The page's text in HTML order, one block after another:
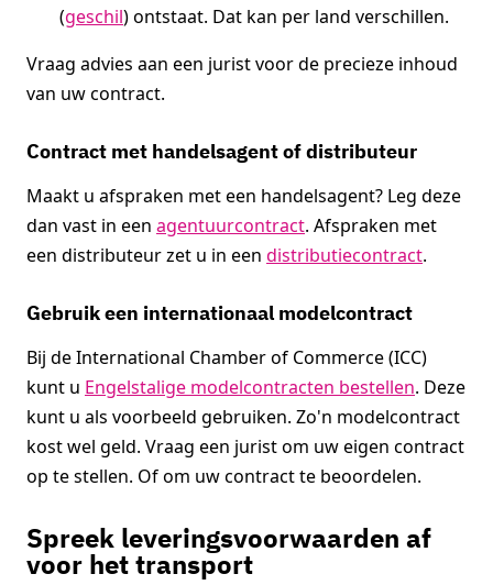
(geschil) ontstaat. Dat kan per land verschillen.
Vraag advies aan een jurist voor de precieze inhoud
van uw contract.
Contract met handelsagent of distributeur
Maakt u afspraken met een handelsagent? Leg deze
dan vast in een agentuurcontract. Afspraken met
een distributeur zet u in een distributiecontract.
Gebruik een internationaal modelcontract
Bij de International Chamber of Commerce (ICC)
kunt u Engelstalige modelcontracten bestellen. Deze
kunt u als voorbeeld gebruiken. Zo'n modelcontract
kost wel geld. Vraag een jurist om uw eigen contract
op te stellen. Of om uw contract te beoordelen.
Spreek leveringsvoorwaarden af
voor het transport